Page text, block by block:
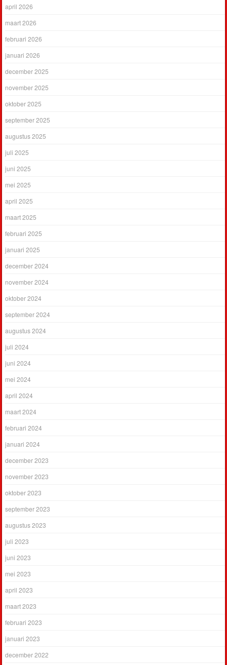
april 2026
maart 2026
februari 2026
januari 2026
december 2025
november 2025
oktober 2025
september 2025
augustus 2025
juli 2025
juni 2025
mei 2025
april 2025
maart 2025
februari 2025
januari 2025
december 2024
november 2024
oktober 2024
september 2024
augustus 2024
juli 2024
juni 2024
mei 2024
april 2024
maart 2024
februari 2024
januari 2024
december 2023
november 2023
oktober 2023
september 2023
augustus 2023
juli 2023
juni 2023
mei 2023
april 2023
maart 2023
februari 2023
januari 2023
december 2022